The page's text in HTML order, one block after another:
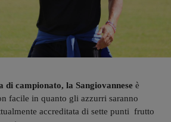
campionato, la Sangiovannese è
facile in quanto gli azzurri saranno
accreditata di sette punti frutto